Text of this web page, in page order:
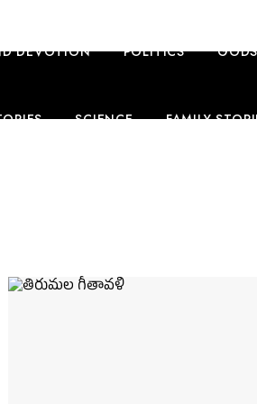
DEVOTION POLITICS
SCIENCE FAMILY
ENGLISH